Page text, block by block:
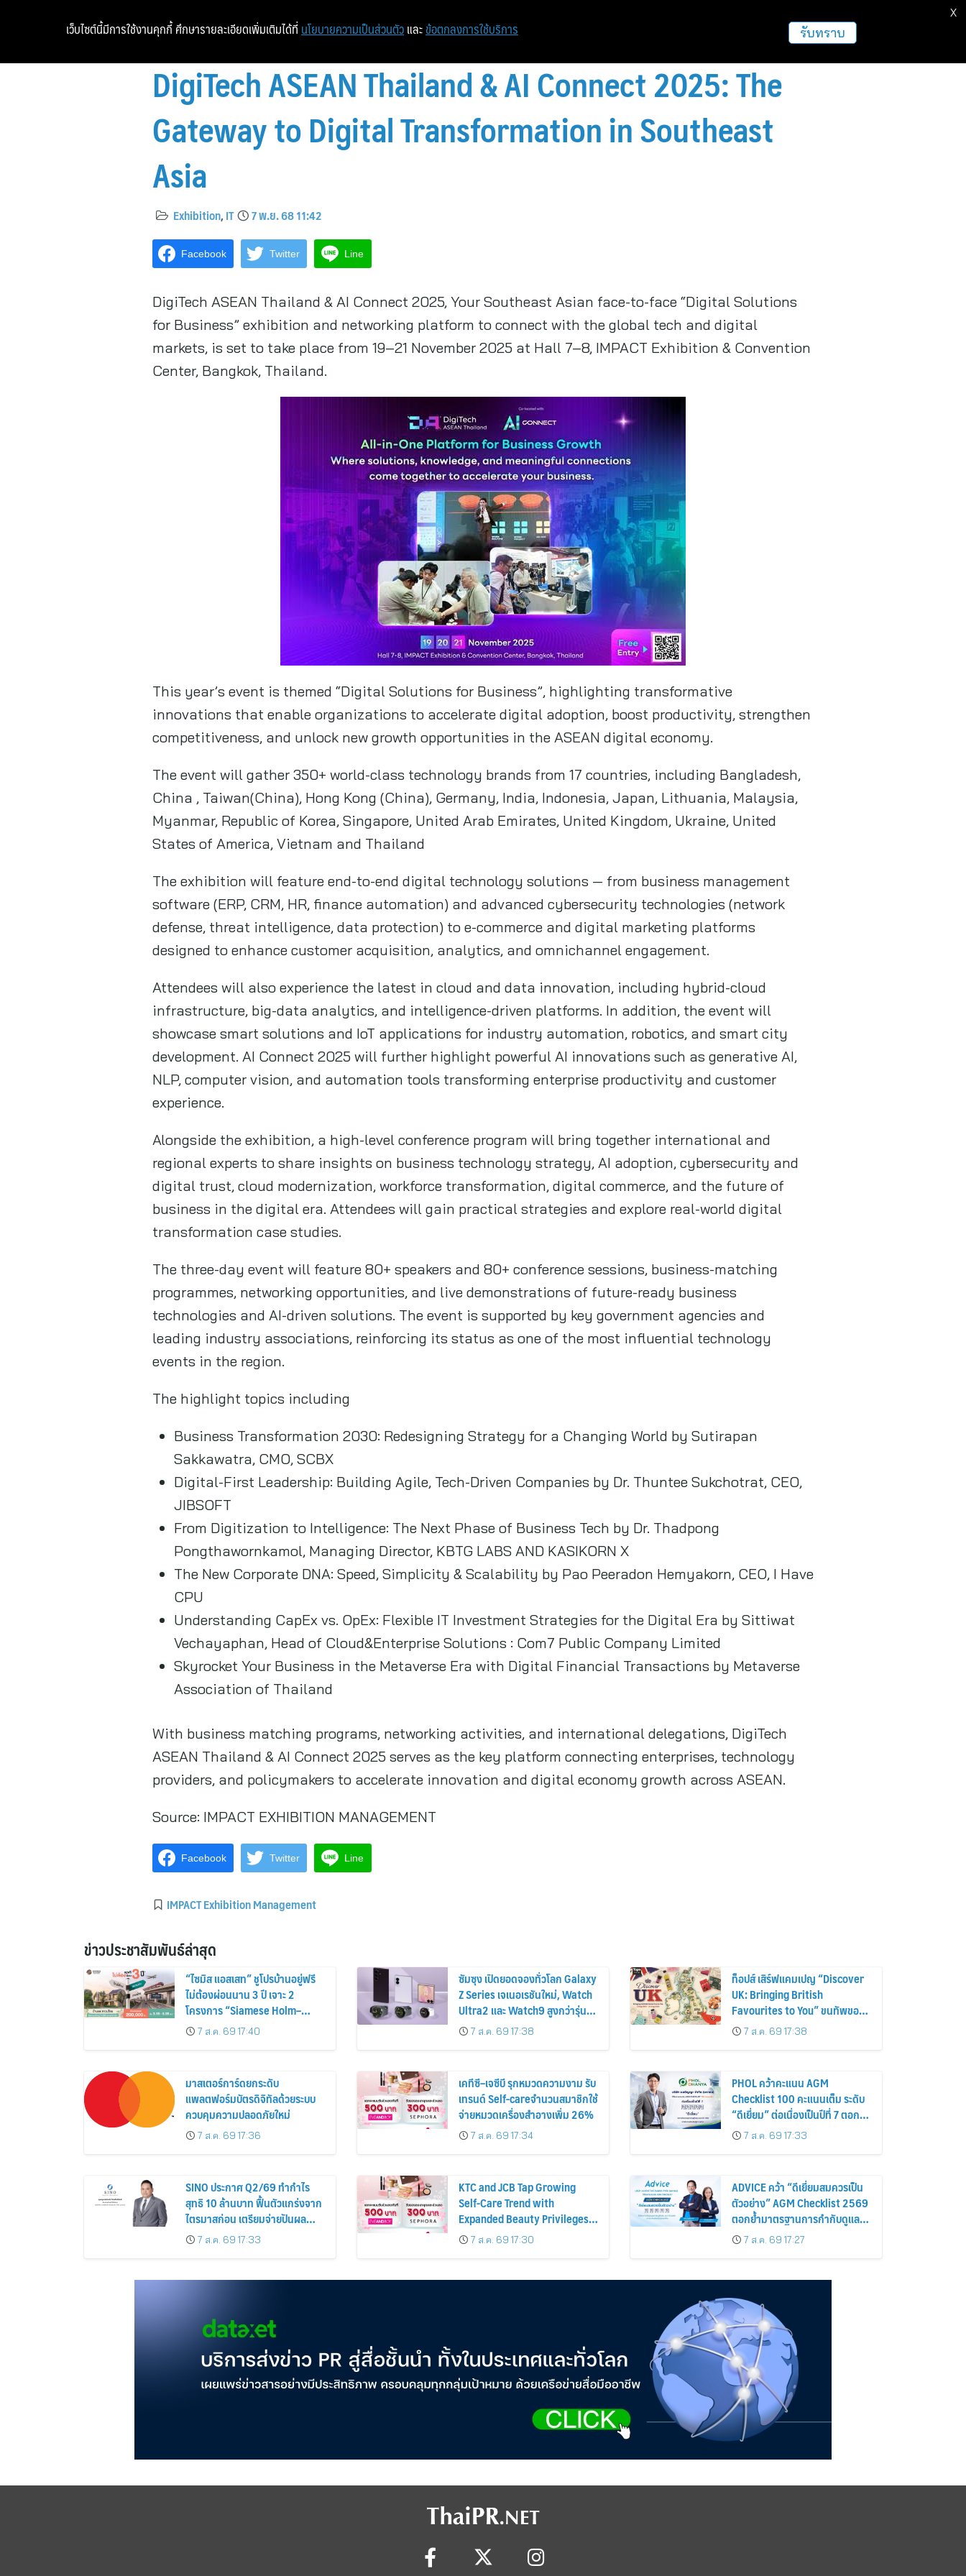
หน้าแรก ท่องเที่ยว ฝากข่าวประชาสัมพันธ์
DigiTech ASEAN Thailand & AI Connect 2025: The
Gateway to Digital Transformation in Southeast
Asia
Exhibition,IT 7 พ.ย. 68 11:42
Facebook Twitter Line
DigiTech ASEAN Thailand & AI Connect 2025, Your Southeast Asian face-to-face “Digital Solutions
for Business” exhibition and networking platform to connect with the global tech and digital
markets, is set to take place from 19–21 November 2025 at Hall 7–8, IMPACT Exhibition & Convention
Center, Bangkok, Thailand.
This year’s event is themed “Digital Solutions for Business”, highlighting transformative
innovations that enable organizations to accelerate digital adoption, boost productivity, strengthen
competitiveness, and unlock new growth opportunities in the ASEAN digital economy.
The event will gather 350+ world-class technology brands from 17 countries, including Bangladesh,
China , Taiwan(China), Hong Kong (China), Germany, India, Indonesia, Japan, Lithuania, Malaysia,
Myanmar, Republic of Korea, Singapore, United Arab Emirates, United Kingdom, Ukraine, United
States of America, Vietnam and Thailand
The exhibition will feature end-to-end digital technology solutions — from business management
software (ERP, CRM, HR, finance automation) and advanced cybersecurity technologies (network
defense, threat intelligence, data protection) to e-commerce and digital marketing platforms
designed to enhance customer acquisition, analytics, and omnichannel engagement.
Attendees will also experience the latest in cloud and data innovation, including hybrid-cloud
infrastructure, big-data analytics, and intelligence-driven platforms. In addition, the event will
showcase smart solutions and IoT applications for industry automation, robotics, and smart city
development. AI Connect 2025 will further highlight powerful AI innovations such as generative AI,
NLP, computer vision, and automation tools transforming enterprise productivity and customer
experience.
Alongside the exhibition, a high-level conference program will bring together international and
regional experts to share insights on business technology strategy, AI adoption, cybersecurity and
digital trust, cloud modernization, workforce transformation, digital commerce, and the future of
business in the digital era. Attendees will gain practical strategies and explore real-world digital
transformation case studies.
The three-day event will feature 80+ speakers and 80+ conference sessions, business-matching
programmes, networking opportunities, and live demonstrations of future-ready business
technologies and AI-driven solutions. The event is supported by key government agencies and
leading industry associations, reinforcing its status as one of the most influential technology
events in the region.
The highlight topics including
Business Transformation 2030: Redesigning Strategy for a Changing World by Sutirapan
Sakkawatra, CMO, SCBX
Digital-First Leadership: Building Agile, Tech-Driven Companies by Dr. Thuntee Sukchotrat, CEO,
JIBSOFT
From Digitization to Intelligence: The Next Phase of Business Tech by Dr. Thadpong
Pongthawornkamol, Managing Director, KBTG LABS AND KASIKORN X
The New Corporate DNA: Speed, Simplicity & Scalability by Pao Peeradon Hemyakorn, CEO, I Have
CPU
Understanding CapEx vs. OpEx: Flexible IT Investment Strategies for the Digital Era by Sittiwat
Vechayaphan, Head of Cloud&Enterprise Solutions : Com7 Public Company Limited
Skyrocket Your Business in the Metaverse Era with Digital Financial Transactions by Metaverse
Association of Thailand
With business matching programs, networking activities, and international delegations, DigiTech
ASEAN Thailand & AI Connect 2025 serves as the key platform connecting enterprises, technology
providers, and policymakers to accelerate innovation and digital economy growth across ASEAN.
Source: IMPACT EXHIBITION MANAGEMENT
Facebook Twitter Line
IMPACT Exhibition Management
ข่าวประชาสัมพันธ์ล่าสุด
“ไซมิส แอสเสท” ชูโปรบ้านอยู่ฟรี
ไม่ต้องผ่อนนาน 3 ปี เจาะ 2
โครงการ “Siamese Holm–
Siamese Blossom” พร้อม
ส่วนลดและสิทธิพิเศษถึง 31
7 ส.ค. 69 17:40
ซัมซุง เปิดยอดจองทั่วโลก Galaxy
Z Series เจเนอเรชันใหม่, Watch
Ultra2 และ Watch9 สูงกว่ารุ่น
ก่อนหน้ากว่า 30%
7 ส.ค. 69 17:38
ท็อปส์ เสิร์ฟแคมเปญ “Discover
UK: Bringing British
Favourites to You” ขนทัพของ
อร่อยและไอเท็มฮิตจากสหราช
อาณาจักร ส่งตรงถึงมือตั้งแต่วัน
7 ส.ค. 69 17:38
มาสเตอร์การ์ดยกระดับ
แพลตฟอร์มบัตรดิจิทัลด้วยระบบ
ควบคุมความปลอดภัยใหม่
7 ส.ค. 69 17:36
เคทีซี–เจซีบี รุกหมวดความงาม รับ
เทรนด์ Self-careจำนวนสมาชิกใช้
จ่ายหมวดเครื่องสำอางเพิ่ม 26%
7 ส.ค. 69 17:34
PHOL คว้าคะแนน AGM
Checklist 100 คะแนนเต็ม ระดับ
“ดีเยี่ยม” ต่อเนื่องเป็นปีที่ 7 ตอกย้ำ
การดำเนินธุรกิจตามหลักธรรมาภิ
บาล โปร่งใส สร้างความเชื่อมั่นผู้
7 ส.ค. 69 17:33
SINO ประกาศ Q2/69 ทำกำไร
สุทธิ 10 ล้านบาท ฟื้นตัวแกร่งจาก
ไตรมาสก่อน เตรียมจ่ายปันผล
ระหว่างกาล 0.014423 บาทต่อหุ้น
ครึ่งปีหลังมุ่งเติบโตต่อเนื่อง
7 ส.ค. 69 17:33
KTC and JCB Tap Growing
Self-Care Trend with
Expanded Beauty Privileges
Number of KTC JCB
Cardmembers Spending on
7 ส.ค. 69 17:30
ADVICE คว้า “ดีเยี่ยมสมควรเป็น
ตัวอย่าง” AGM Checklist 2569
ตอกย้ำมาตรฐานการกำกับดูแล
กิจการที่ดี
7 ส.ค. 69 17:27
เว็บไซต์นี้มีการใช้งานคุกกี้ ศึกษารายละเอียดเพิ่มเติมได้ที่ นโยบายความเป็นส่วนตัว และ ข้อตกลงการใช้บริการ รับทราบ
X